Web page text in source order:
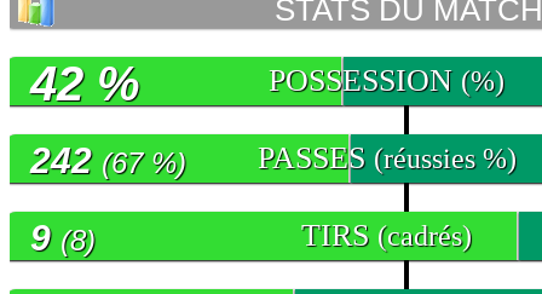
STATS DU MATCH
POSSESSION (%)
42 %
PASSES (réussies %)
242 (67 %)
TIRS (cadrés)
9 (8)